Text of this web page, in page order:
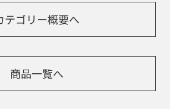
テゴリー概要へ
商品一覧へ